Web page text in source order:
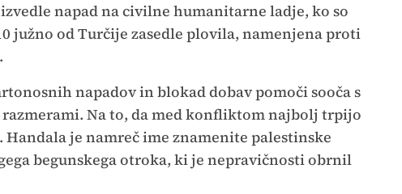
napad na civilne humanitarne ladje, ko so
južno od Turčije zasedle plovila, namenjena proti
napadov in blokad dobav pomoči sooča s
Na to, da med konfliktom najbolj trpijo
je namreč ime znamenite palestinske
begunskega otroka, ki je nepravičnosti obrnil